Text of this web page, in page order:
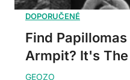
Find
Armpit? It's